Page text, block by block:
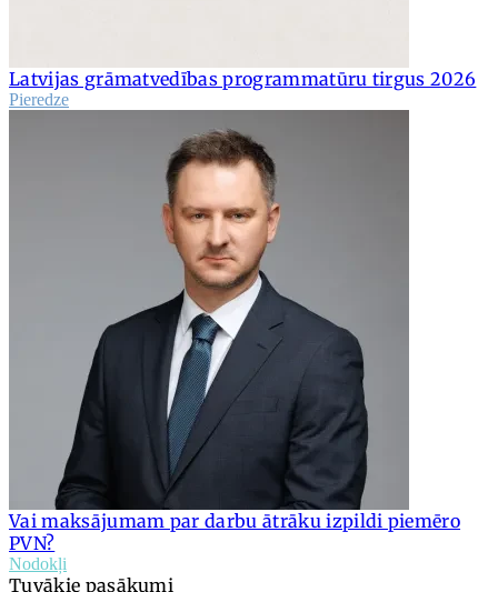
Latvijas grāmatvedības programmatūru tirgus 2026
Pieredze
Vai maksājumam par darbu ātrāku izpildi piemēro
PVN?
Nodokļi
Tuvākie pasākumi